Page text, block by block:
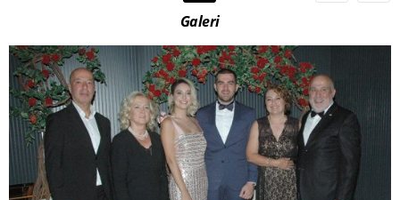
Galeri